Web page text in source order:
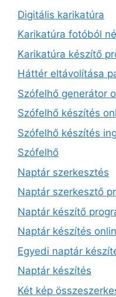
Digitális karikatúra
Karikatúra fotóból
Karikatúra készítő
Háttér eltávolítása
Szófelhő generátor
Szófelhő készítés
Szófelhő készítés
Szófelhő
Naptár szerkesztés
Naptár szerkesztő
Naptár készítő
Naptár készítés
Egyedi naptár
Naptár készítés
Két kép